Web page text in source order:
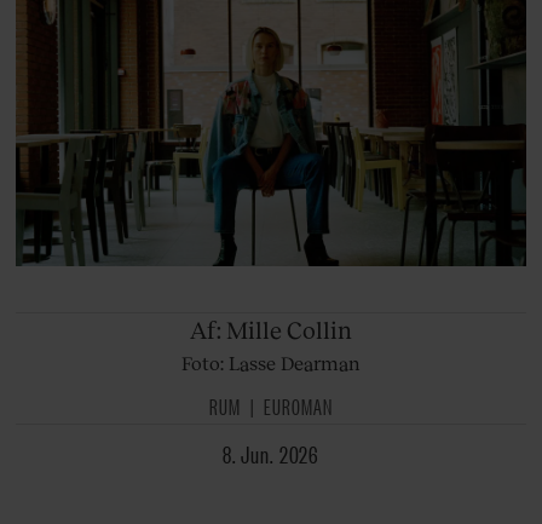
Af: Mille Collin
Foto: Lasse Dearman
RUM EUROMAN
8. Jun. 2026